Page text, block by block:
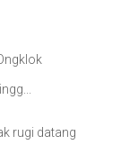
rugi datang